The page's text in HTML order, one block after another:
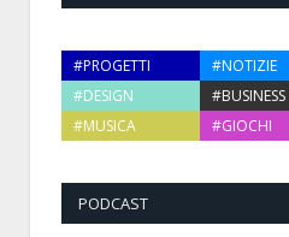
#PROGETTI #NOTIZIE
#DESIGN
#BUSINESS
#MUSICA
#GIOCHI
PODCAST